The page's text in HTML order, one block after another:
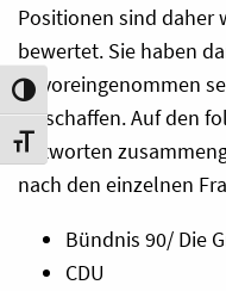
Umschalten auf hohe
Schrift vergrößern
Positionen sind daher
bewertet. Sie haben
unvoreingenommen
verschaffen. Auf den
Antworten
nach den einzelnen
Bündnis 90/ Die
CDU